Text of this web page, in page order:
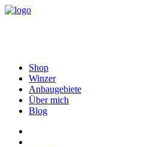
Shop
Winzer
Anbaugebiete
Über mich
Blog